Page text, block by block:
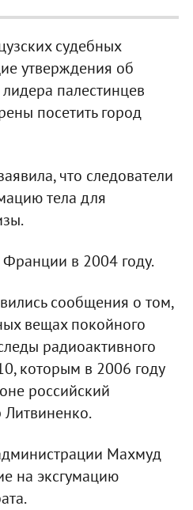
судебных
утверждения об
палестинцев
посетить город
что следователи
тела для
в 2004 году.
сообщения о том,
вещах покойного
радиоактивного
которым в 2006 году
российский
Литвиненко.
Махмуд
на эксгумацию